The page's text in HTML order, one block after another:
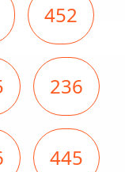
452
236
445